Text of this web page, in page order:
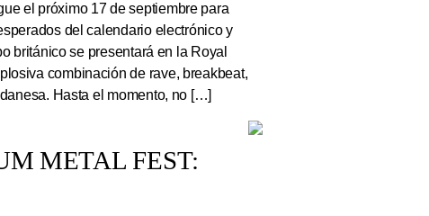
el próximo 17 de septiembre para
del calendario electrónico y
británico se presentará en la Royal
combinación de rave, breakbeat,
Hasta el momento, no […]
METAL FEST: